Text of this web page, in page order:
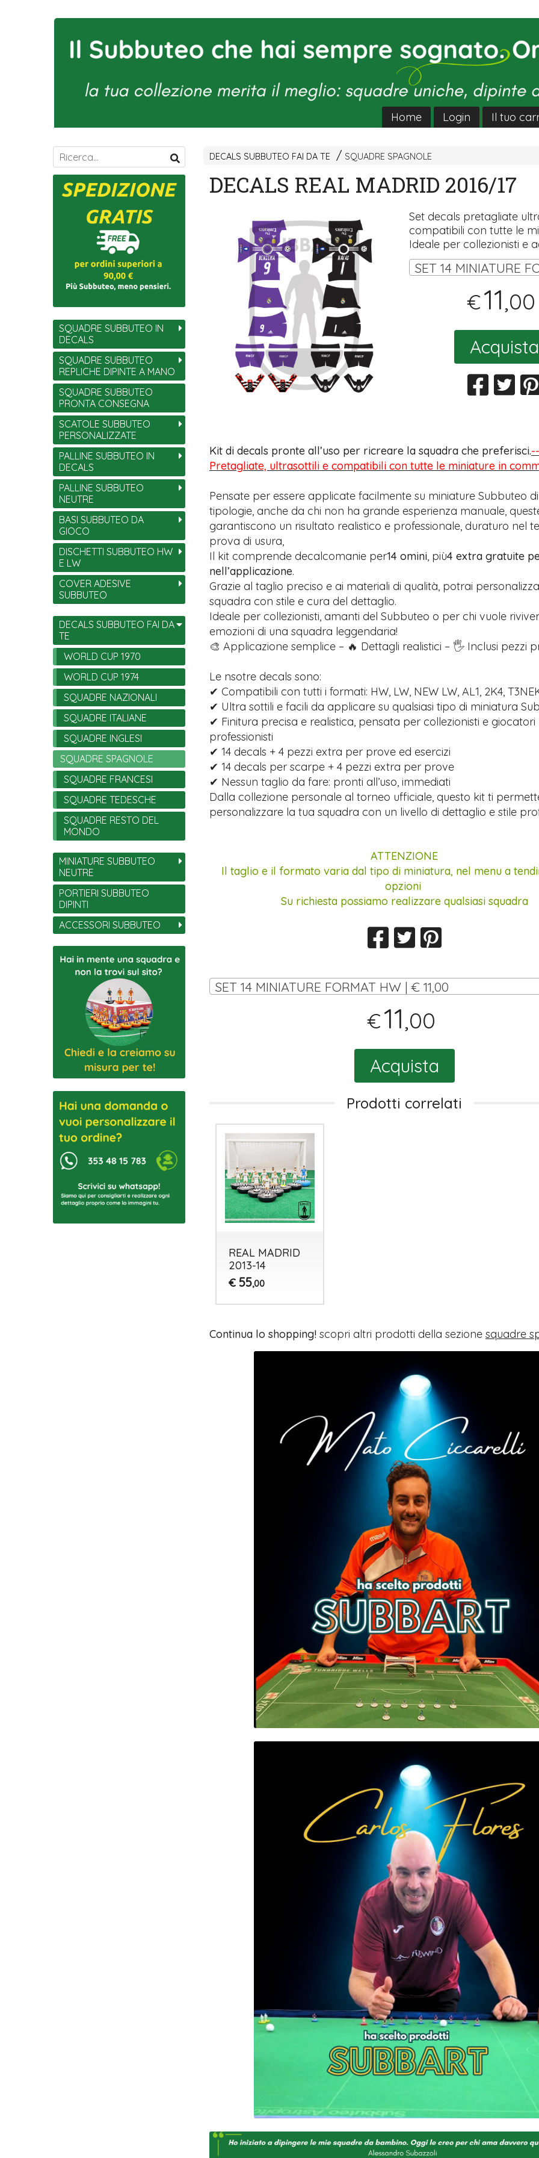
Home Login Il tuo
DECALS SUBBUTEO FAI DA TE SQUADRE SPAGNOLE
DECALS REAL MADRID 2016/17
Set decals pretagliate
compatibili con tutte le
Ideale per collezionisti e
€11,00
Acquista
Kit di decals pronte all’uso per ricreare la squadra che preferisci.
Pretagliate, ultrasottili e compatibili con tutte le miniature in
Pensate per essere applicate facilmente su miniature Subbuteo
tipologie, anche da chi non ha grande esperienza manuale,
garantiscono un risultato realistico e professionale, duraturo nel
prova di usura,
Il kit comprende decalcomanie per14 omini, più4 extra gratuite
nell’applicazione.
Grazie al taglio preciso e ai materiali di qualità, potrai
squadra con stile e cura del dettaglio.
Ideale per collezionisti, amanti del Subbuteo o per chi vuole
emozioni di una squadra leggendaria!
🎨 Applicazione semplice – 🔥 Dettagli realistici – 🖐️ Inclusi pezzi
Le nsotre decals sono:
✔ Compatibili con tutti i formati: HW, LW, NEW LW, AL1, 2K4,
✔ Ultra sottili e facili da applicare su qualsiasi tipo di miniatura
✔ Finitura precisa e realistica, pensata per collezionisti e giocatori
professionisti
✔ 14 decals + 4 pezzi extra per prove ed esercizi
✔ 14 decals per scarpe + 4 pezzi extra per prove
✔ Nessun taglio da fare: pronti all’uso, immediati
Dalla collezione personale al torneo ufficiale, questo kit ti
personalizzare la tua squadra con un livello di dettaglio e stile
ATTENZIONE
Il taglio e il formato varia dal tipo di miniatura, nel menu a
opzioni
Su richiesta possiamo realizzare qualsiasi squadra
SET 14 MINIATURE FORMAT HW | € 11,00
€11,00
Acquista
Prodotti correlati
REAL MADRID
2013-14
€ 55,00
Continua lo shopping!scopri altri prodotti della sezione squadre
SQUADRE SUBBUTEO IN
DECALS
SQUADRE SUBBUTEO
REPLICHE DIPINTE A MANO
SQUADRE SUBBUTEO
PRONTA CONSEGNA
SCATOLE SUBBUTEO
PERSONALIZZATE
PALLINE SUBBUTEO IN
DECALS
PALLINE SUBBUTEO
NEUTRE
BASI SUBBUTEO DA
GIOCO
DISCHETTI SUBBUTEO HW
E LW
COVER ADESIVE
SUBBUTEO
DECALS SUBBUTEO FAI DA
TE
WORLD CUP 1970
WORLD CUP 1974
SQUADRE NAZIONALI
SQUADRE ITALIANE
SQUADRE INGLESI
SQUADRE SPAGNOLE
SQUADRE FRANCESI
SQUADRE TEDESCHE
SQUADRE RESTO DEL
MONDO
MINIATURE SUBBUTEO
NEUTRE
PORTIERI SUBBUTEO
DIPINTI
ACCESSORI SUBBUTEO